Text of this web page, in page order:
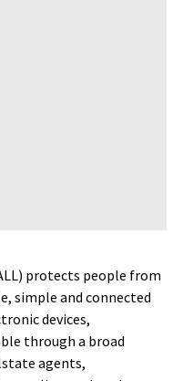
protects people from
simple and connected
devices,
through a broad
agents,